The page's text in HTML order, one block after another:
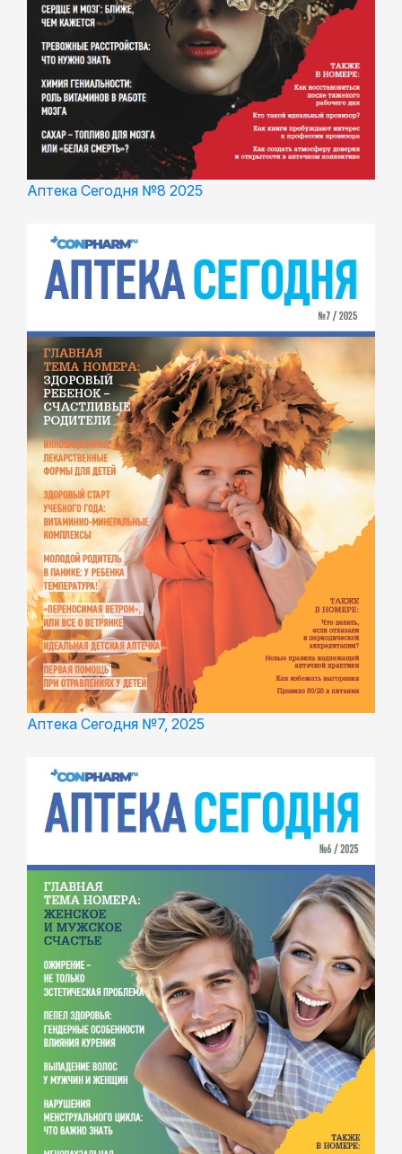
Аптека Сегодня №8 2025
Аптека Сегодня №7, 2025